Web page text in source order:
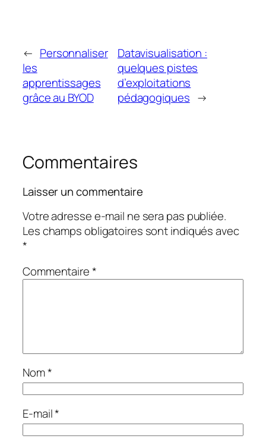
← Personnaliser
les
apprentissages
grâce au BYOD
Datavisualisation :
quelques pistes
d’exploitations
pédagogiques →
Commentaires
Laisser un commentaire
Votre adresse e-mail ne sera pas publiée.
Les champs obligatoires sont indiqués avec
*
Commentaire*
Nom*
E-mail*